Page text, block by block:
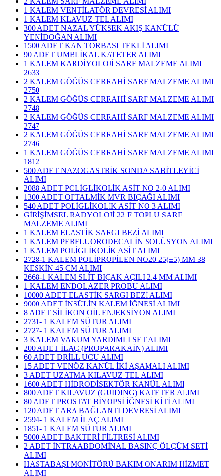
1 KALEM VENTİLATÖR DEVRESİ ALIMI
1 KALEM KLAVUZ TEL ALIMI
300 ADET NAZAL YÜKSEK AKIŞ KANÜLÜ
YENİDOĞAN ALIMI
1500 ADET KAN TORBASI TEKLİ ALIMI
90 ADET UMBLİKAL KATETER ALIMI
1 KALEM KARDİYOLOJİ SARF MALZEME ALIMI
2633
2 KALEM GÖĞÜS CERRAHİ SARF MALZEME ALIMI
2750
2 KALEM GÖĞÜS CERRAHİ SARF MALZEME ALIMI
2748
2 KALEM GÖĞÜS CERRAHİ SARF MALZEME ALIMI
2747
2 KALEM GÖĞÜS CERRAHİ SARF MALZEME ALIMI
2746
1 KALEM GÖĞÜS CERRAHİ SARF MALZEME ALIMI
1812
500 ADET NAZOGASTRİK SONDA SABİTLEYİCİ
ALIMI
2088 ADET POLİGLİKOLİK ASİT NO 2-0 ALIMI
1300 ADET OFTALMİK MVR BIÇAĞI ALIMI
540 ADET POLİGLİKOLİK ASİT NO 3 ALIMI
GİRİŞİMSEL RADYOLOJİ 22-F TOPLU SARF
MALZEME ALIMI
1 KALEM ELASTİK SARGI BEZİ ALIMI
1 KALEM PERFLUORODECALİN SOLÜSYON ALIMI
1 KALEM POLİGLİKOLİK ASİT ALIMI
2728-1 KALEM POLİPROPİLEN NO20 25(±5) MM 38
KESKİN 45 CM ALIMI
2668-1 KALEM SLÍT BIÇAK AÇILI 2.4 MM ALIMI
1 KALEM ENDOLAZER PROBU ALIMI
10000 ADET ELASTİK SARGI BEZİ ALIMI
9000 ADET İNSÜLİN KALEM İĞNESİ ALIMI
8 ADET SİLİKON OİL ENJEKSİYON ALIMI
2731- 1 KALEM SÜTUR ALIMI
2727- 1 KALEM SÜTUR ALIMI
3 KALEM VAKUM YARDIMLI SET ALIMI
200 ADET İLAÇ (PROPARAKAİN) ALIMI
60 ADET DRİLL UCU ALIMI
15 ADET VENÖZ KANÜL İKİ AŞAMALI ALIMI
3 ADET UZATMA KILAVUZ TEL ALIMI
1600 ADET HİDRODİSEKTÖR KANÜL ALIMI
800 ADET KILAVUZ (GUİDİNG) KATETER ALIMI
80 ADET PROSTAT BİYOPSİ İĞNESİ KİTİ ALIMI
120 ADET ARA BAĞLANTI DEVRESİ ALIMI
2594- 1 KALEM İLAÇ ALIMI
1851- 1 KALEM SÜTUR ALIMI
5000 ADET BAKTERİ FİLTRESİ ALIMI
2 ADET İNTRAABDOMİNAL BASINÇ ÖLÇÜM SETİ
ALIMI
HASTABAŞI MONİTÖRÜ BAKIM ONARIM HİZMET
ALIMI